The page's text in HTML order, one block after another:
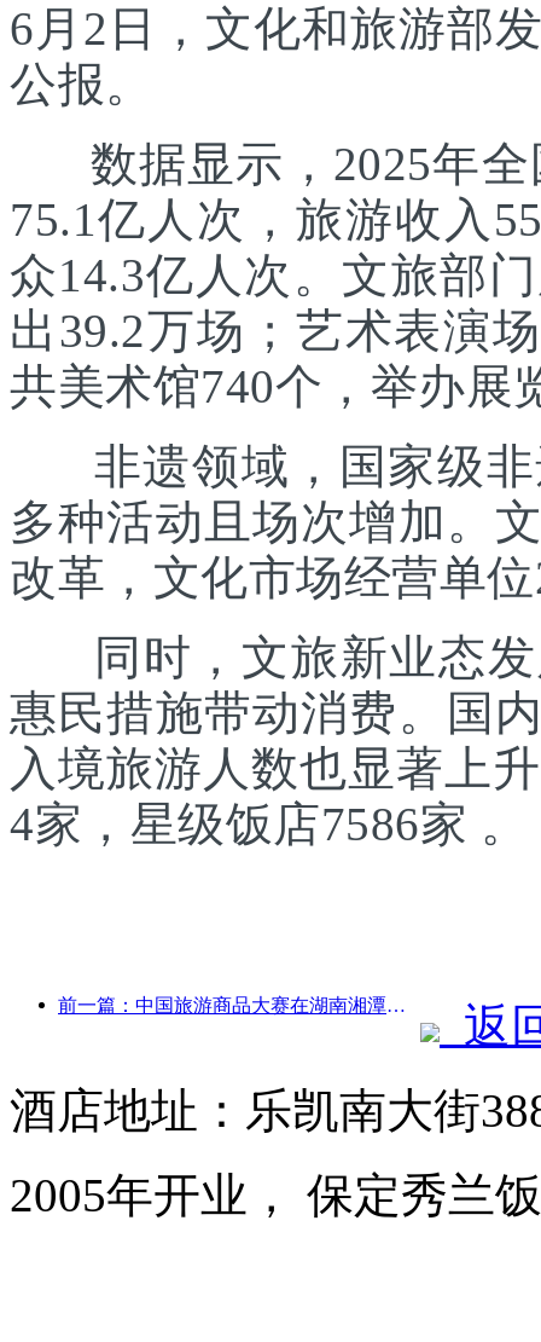
6月2日，文化和旅游部
公报。
数据显示，2025年全
75.1亿人次，旅游收入
众14.3亿人次。文旅部
出39.2万场；艺术表演
共美术馆740个，举办展
非遗领域，国家级非
多种活动且场次增加。
改革，文化市场经营单
同时，文旅新业态发
惠民措施带动消费。国
入境旅游人数也显著上
4家，星级饭店7586家 。
前一篇：中国旅游商品大赛在湖南湘潭成功举办
返
酒店地址：乐凯南大街
2005年开业， 保定秀